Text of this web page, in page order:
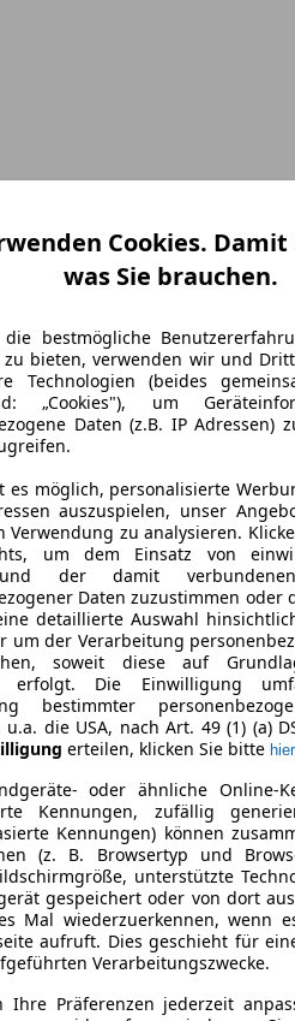
Cookies.
was Sie brauchen.
bestmögliche
zu bieten, verwenden wir und
Technologien (beides
„Cookies"), um
Daten (z.B. IP Adressen)
es möglich, personalisierte
auszuspielen, unser
Verwendung zu analysieren.
um dem Einsatz von
der damit
Daten zuzustimmen oder
detaillierte Auswahl
um der Verarbeitung
soweit diese auf
erfolgt. Die Einwilligung
bestimmter
die USA, nach Art. 49 (1) (a)
erteilen, klicken Sie bitte hier
oder ähnliche Online-
Kennungen, zufällig
Kennungen) können
(z. B. Browsertyp und
unterstützte
gespeichert oder von dort
Mal wiederzuerkennen, wenn
aufruft. Dies geschieht für
Verarbeitungszwecke.
Ihre Präferenzen jederzeit